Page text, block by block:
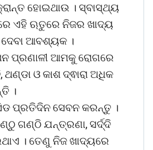
ହୋଇଥାଉ । ସ୍ବାସ୍ଥ୍ୟ
ଏହି ଋତୁରେ ନିଜର ଖାଦ୍ୟ
ଆବଶ୍ୟକ ।
ପ୍ରଣାଳୀ ଆମକୁ ରୋଗରେ
ଥଣ୍ଡା ଓ କାଶ ଦ୍ଵାରା ଅଧିକ
।
ପ୍ରତିଦିନ ସେବନ କରନ୍ତୁ ।
ଗଣ୍ଠି ଯନ୍ତ୍ରଣା, ସର୍ଦ୍ଦି
। ତେଣୁ ନିଜ ଖାଦ୍ୟରେ